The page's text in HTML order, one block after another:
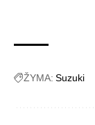
ŽYMA: Suzuki